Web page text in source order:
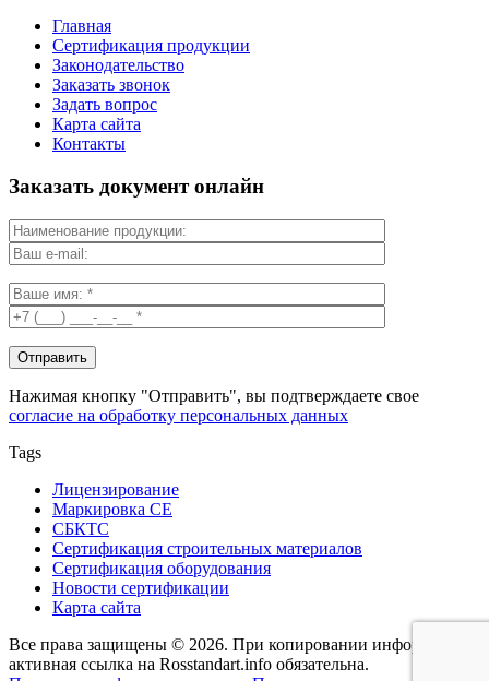
Главная
Сертификация продукции
Законодательство
Заказать звонок
Задать вопрос
Карта сайта
Контакты
Заказать документ онлайн
Нажимая кнопку "Отправить", вы подтверждаете свое
согласие на обработку персональных данных
Tags
Лицензирование
Маркировка СЕ
СБКТС
Сертификация строительных материалов
Сертификация оборудования
Новости сертификации
Карта сайта
Все права защищены © 2026. При копировании информации -
активная ссылка на Rosstandart.info обязательна.